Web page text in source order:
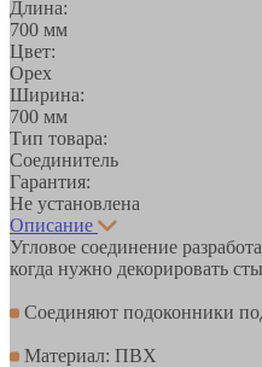
Длина:
700 мм
Цвет:
Орех
Ширина:
700 мм
Тип товара:
Соединитель
Гарантия:
Не установлена
Описание
Угловое соединение
когда нужно декорировать
Соединяют подоконники
Материал: ПВХ